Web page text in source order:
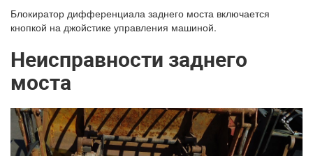
Блокиратор дифференциала заднего моста включается
кнопкой на джойстике управления машиной.
Неисправности заднего
моста